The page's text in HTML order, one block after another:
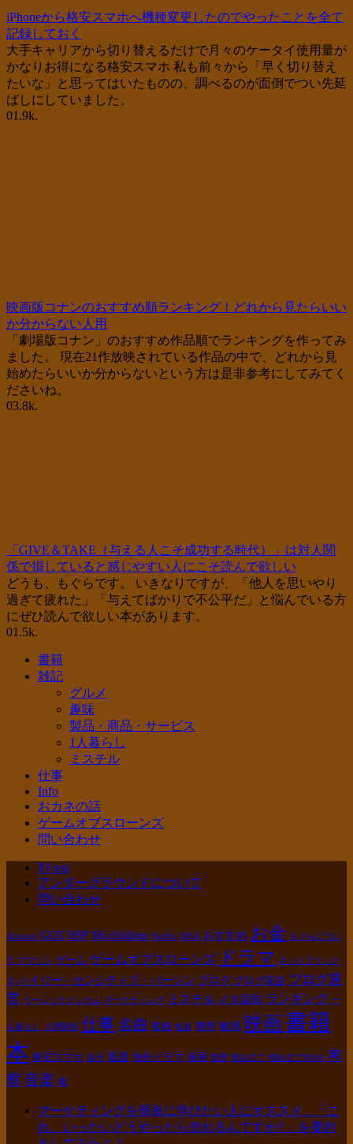
iPhoneから格安スマホへ機種変更したのでやったことを全て
記録しておく
大手キャリアから切り替えるだけで月々のケータイ使用量が
かなりお得になる格安スマホ 私も前々から「早く切り替え
たいな」と思ってはいたものの、調べるのが面倒でつい先延
ばしにしていました。
01.9k.
映画版コナンのおすすめ順ランキング！どれから見たらいい
か分からない人用
「劇場版コナン」のおすすめ作品順でランキングを作ってみ
ました。 現在21作放映されている作品の中で、どれから見
始めたらいいか分からないという方は是非参考にしてみてく
ださいね。
03.8k.
「GIVE＆TAKE（与える人こそ成功する時代）」は対人関
係で損していると感じやすい人にこそ読んで欲しい
どうも、もぐらです。 いきなりですが、「他人を思いやり
過ぎて疲れた」「与えてばかりで不公平だ」と悩んでいる方
にぜひ読んで欲しい本があります。
01.5k.
書籍
雑記
グルメ
趣味
製品・商品・サービス
1人暮らし
ミスチル
仕事
Info
おカネの話
ゲームオブスローンズ
問い合わせ
PJ test
アンダーグラウンドについて
問い合わせ
Amazon GOT HSP Mr.children Netflix NISA おすすめ お金 もぐらについ
て アマゾン ゲーム ゲームオブスローンズ ドラマ ネットフリック
ス ハイリー・センシティブ・パーソン ブログ ブログ収益 ブログ運
営 ベーシックインカム マーケティング ミスチル メタ認知 ランキング 一
人暮らし 人間関係 仕事 名曲 孤独 投資 携帯 敏感 映画書籍
本 格安スマホ 楽天 派遣 海外ドラマ 漫画 禁煙 積み立て 積み立てNISA 考
察 音楽 食
マーケティングを簡単に学びたい人にオススメ。「こ
れ、いったいどうやったら売れるんですか? 」を要約